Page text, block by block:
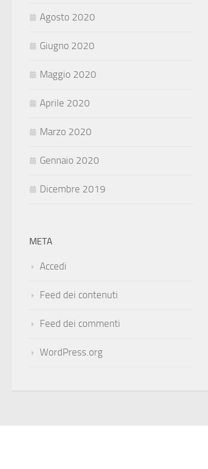
Agosto 2020
Giugno 2020
Maggio 2020
Aprile 2020
Marzo 2020
Gennaio 2020
Dicembre 2019
META
Accedi
Feed dei contenuti
Feed dei commenti
WordPress.org